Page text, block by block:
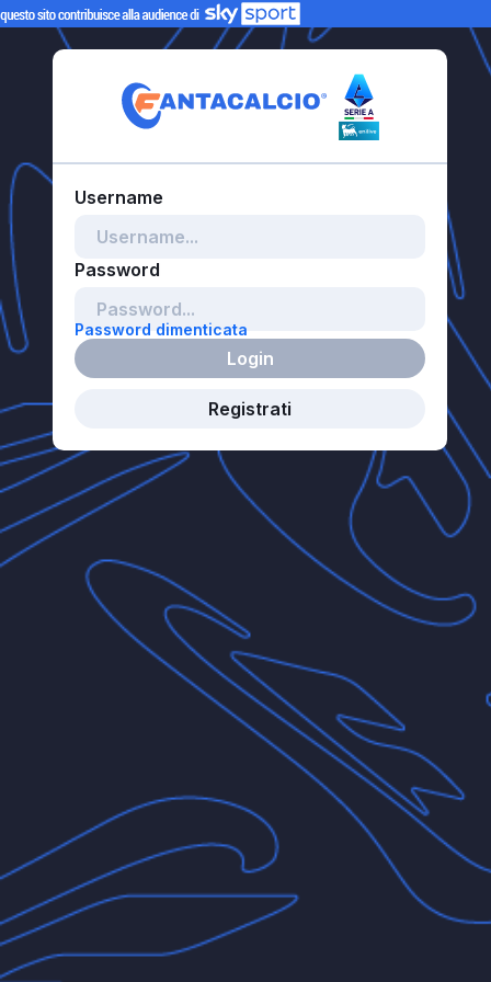
Password dimenticata
Login
Registrati